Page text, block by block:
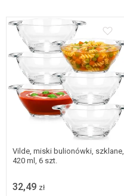
Vilde, miski bulionówki, szklane,
420 ml, 6 szt.
32,49 zł